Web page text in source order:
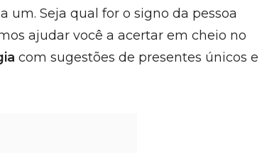
um. Seja qual for o signo da pessoa
ajudar você a acertar em cheio no
com sugestões de presentes únicos e